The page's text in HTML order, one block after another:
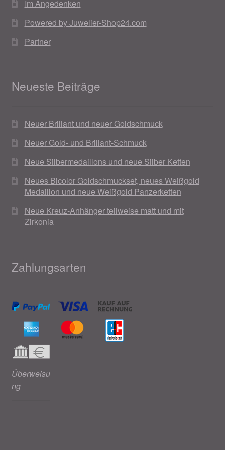
Im Angedenken
Powered by Juwelier-Shop24.com
Partner
Neueste Beiträge
Neuer Brillant und neuer Goldschmuck
Neuer Gold- und Brillant-Schmuck
Neue Silbermedaillons und neue Silber Ketten
Neues Bicolor Goldschmuckset, neues Weißgold
Medaillon und neue Weißgold Panzerketten
Neue Kreuz-Anhänger teilweise matt und mit
Zirkonia
Zahlungsarten
Überweisu
ng